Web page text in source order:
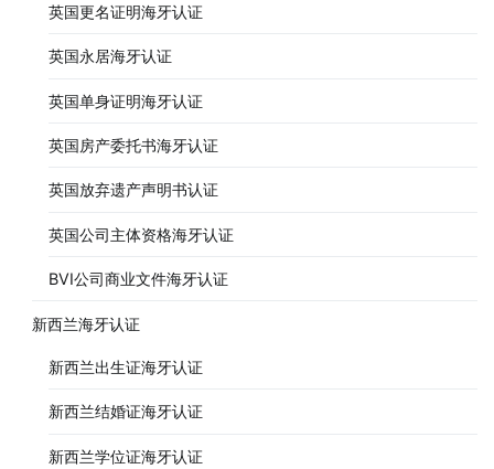
英国更名证明海牙认证
英国永居海牙认证
英国单身证明海牙认证
英国房产委托书海牙认证
英国放弃遗产声明书认证
英国公司主体资格海牙认证
BVI公司商业文件海牙认证
新西兰海牙认证
新西兰出生证海牙认证
新西兰结婚证海牙认证
新西兰学位证海牙认证